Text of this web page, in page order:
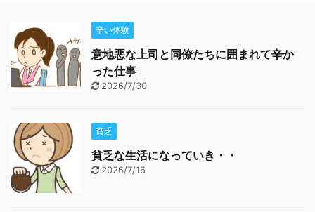
辛い体験
意地悪な上司と同僚たちに囲まれて辛か
った仕事
2026/7/30
貧乏
貧乏な生活になっていき・・
2026/7/16